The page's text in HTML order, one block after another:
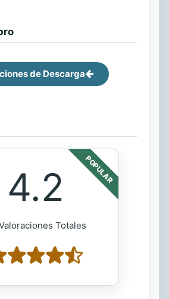
de Descarga
POPULAR
4.2
Totales